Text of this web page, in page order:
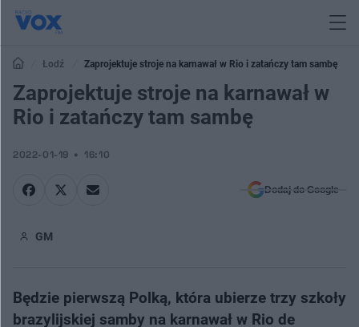
Łodź Zaprojektuje stroje na karnawał w Rio i zatańczy tam sambę
Zaprojektuje stroje na karnawał w
Rio i zatańczy tam sambę
2022-01-19 16:10
Dodaj do Google
GM
Będzie pierwszą Polką, która ubierze trzy szkoły
brazylijskiej samby na karnawał w Rio de